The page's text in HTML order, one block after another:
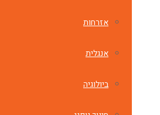
אזרחות
אנגלית
ביולוגיה